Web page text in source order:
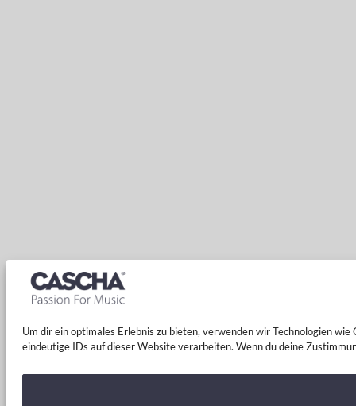
Um dir ein optimales Erlebnis zu bieten, verwenden wir Technologien
eindeutige IDs auf dieser Website verarbeiten. Wenn du deine